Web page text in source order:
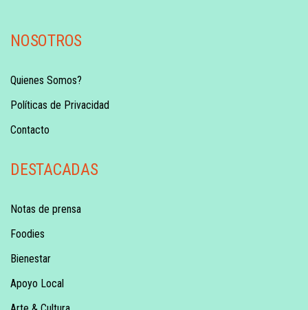
NOSOTROS
Quienes Somos?
Políticas de Privacidad
Contacto
DESTACADAS
Notas de prensa
Foodies
Bienestar
Apoyo Local